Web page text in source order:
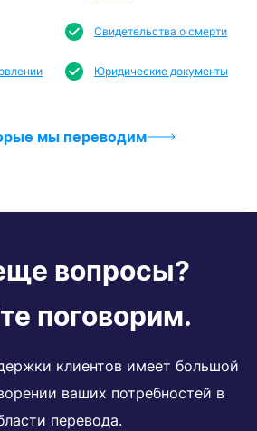
Свидетельства о смерти
Юридические документы
мы переводим
вопросы?
поговорим.
клиентов имеет большой
ваших потребностей в
перевода.